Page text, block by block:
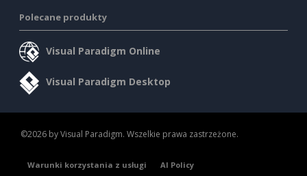
Polecane produkty
Visual Paradigm Online
Visual Paradigm Desktop
©2026 by Visual Paradigm. Wszelkie prawa zastrzeżone.
Warunki korzystania z usługi
AI Policy